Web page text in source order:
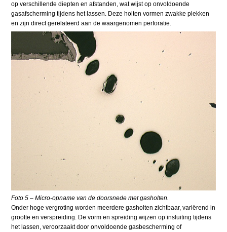
op verschillende diepten en afstanden, wat wijst op onvoldoende
gasafscherming tijdens het lassen. Deze holten vormen zwakke plekken
en zijn direct gerelateerd aan de waargenomen perforatie.
Foto 5 – Micro-opname van de doorsnede met gasholten.
Onder hoge vergroting worden meerdere gasholten zichtbaar, variërend in
grootte en verspreiding. De vorm en spreiding wijzen op insluiting tijdens
het lassen, veroorzaakt door onvoldoende gasbescherming of